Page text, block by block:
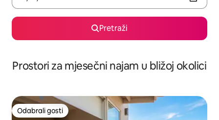
Pretraži
Prostori za mjesečni najam u bližoj okolici
Odabrali gosti
Odabrali gosti